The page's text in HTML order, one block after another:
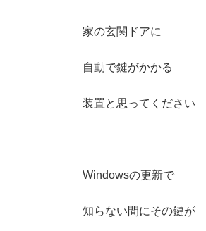
家の玄関ドアに
自動で鍵がかかる
装置と思ってください
Windowsの更新で
知らない間にその鍵が